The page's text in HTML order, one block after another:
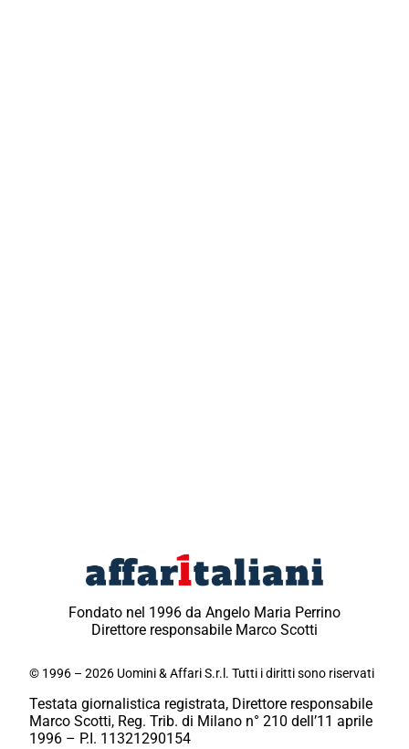
Fondato nel 1996 da Angelo Maria Perrino
Direttore responsabile Marco Scotti
© 1996 – 2026 Uomini & Affari S.r.l. Tutti i diritti sono riservati
Testata giornalistica registrata, Direttore responsabile
Marco Scotti, Reg. Trib. di Milano n° 210 dell’11 aprile
1996 – P.I. 11321290154